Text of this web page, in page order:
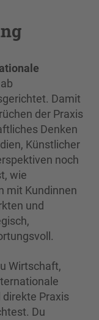
Damit
der Praxis
Denken
Künstlicher
noch
wie
mit Kundinnen
und
Wirtschaft,
Praxis
Du